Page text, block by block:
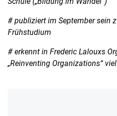
# publiziert im September sein
Frühstudium
# erkennt in Frederic Lalouxs
„Reinventing Organizations“